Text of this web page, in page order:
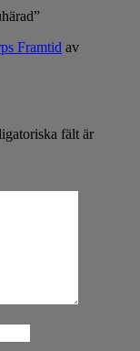
Framtid av
fält är